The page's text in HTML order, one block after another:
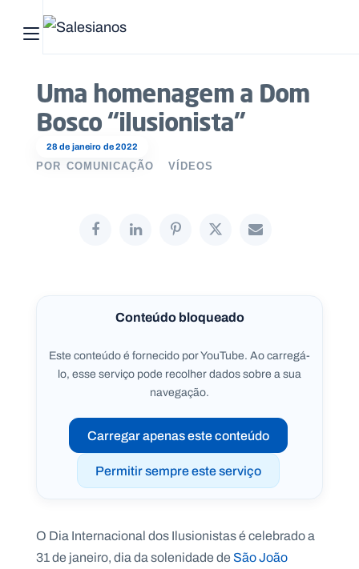
Abrir menu principal
28 de janeiro de 2022
Uma homenagem a Dom
Bosco “ilusionista”
POR COMUNICAÇÃO VÍDEOS
Conteúdo bloqueado
Este conteúdo é fornecido por YouTube. Ao carregá-
lo, esse serviço pode recolher dados sobre a sua
navegação.
Carregar apenas este conteúdo
Permitir sempre este serviço
O Dia Internacional dos Ilusionistas é celebrado a
31 de janeiro, dia da solenidade deSão João
Pesquisar no site
Início
Quem
Recursos
Notícias
O
A
L
O
A